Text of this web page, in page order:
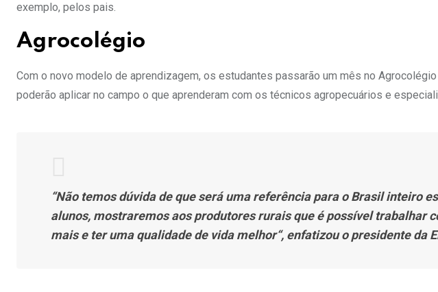
exemplo, pelos pais.
Agrocolégio
Com o novo modelo de aprendizagem, os estudantes passarão um mês no
poderão aplicar no campo o que aprenderam com os técnicos agropecuários e
“Não temos dúvida de que será uma referência para o Brasil inteiro
alunos, mostraremos aos produtores rurais que é possível trabalhar
mais e ter uma qualidade de vida melhor“, enfatizou o presidente da